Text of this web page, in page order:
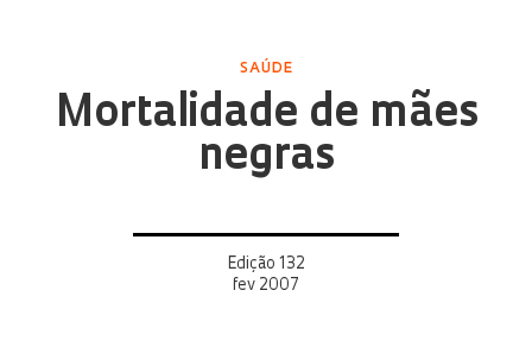
SAÚDE
Mortalidade de mães
negras
Edição 132
fev 2007